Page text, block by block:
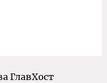
ГлавХост